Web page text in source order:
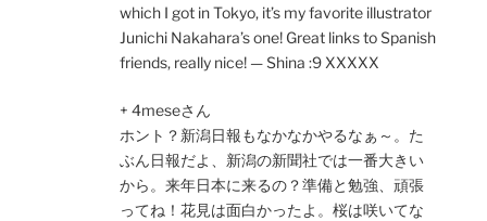
which I got in Tokyo, it’s my favorite illustrator
Junichi Nakahara’s one! Great links to Spanish
friends, really nice! — Shina :9 XXXXX
+ 4meseさん
ホント？新潟日報もなかなかやるなぁ～。た
ぶん日報だよ、新潟の新聞社では一番大きい
から。来年日本に来るの？準備と勉強、頑張
ってね！花見は面白かったよ。桜は咲いてな